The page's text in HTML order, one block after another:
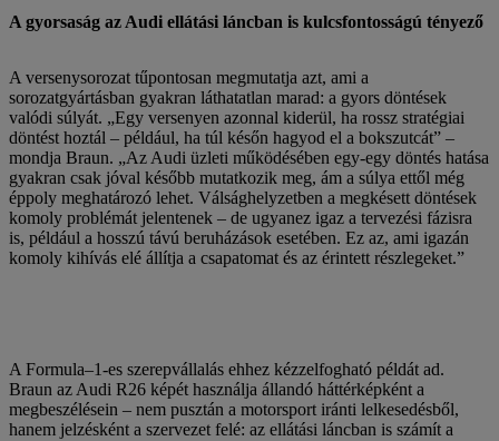
A gyorsaság az Audi ellátási láncban is kulcsfontosságú tényező
A versenysorozat tűpontosan megmutatja azt, ami a
sorozatgyártásban gyakran láthatatlan marad: a gyors döntések
valódi súlyát. „Egy versenyen azonnal kiderül, ha rossz stratégiai
döntést hoztál – például, ha túl későn hagyod el a bokszutcát” –
mondja Braun. „Az Audi üzleti működésében egy-egy döntés hatása
gyakran csak jóval később mutatkozik meg, ám a súlya ettől még
éppoly meghatározó lehet. Válsághelyzetben a megkésett döntések
komoly problémát jelentenek – de ugyanez igaz a tervezési fázisra
is, például a hosszú távú beruházások esetében. Ez az, ami igazán
komoly kihívás elé állítja a csapatomat és az érintett részlegeket.”
A Formula–1-es szerepvállalás ehhez kézzelfogható példát ad.
Braun az Audi R26 képét használja állandó háttérképként a
megbeszélésein – nem pusztán a motorsport iránti lelkesedésből,
hanem jelzésként a szervezet felé: az ellátási láncban is számít a